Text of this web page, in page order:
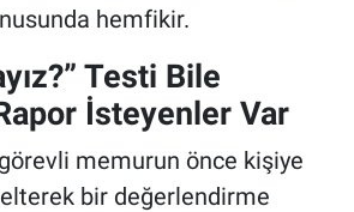
hemfikir.
Testi Bile
İsteyenler Var
memurun önce kişiye
bir değerlendirme